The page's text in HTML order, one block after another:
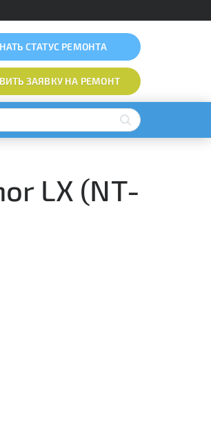
СТАТУС РЕМОНТА
ЗАЯВКУНА РЕМОНТ
LX (NT-